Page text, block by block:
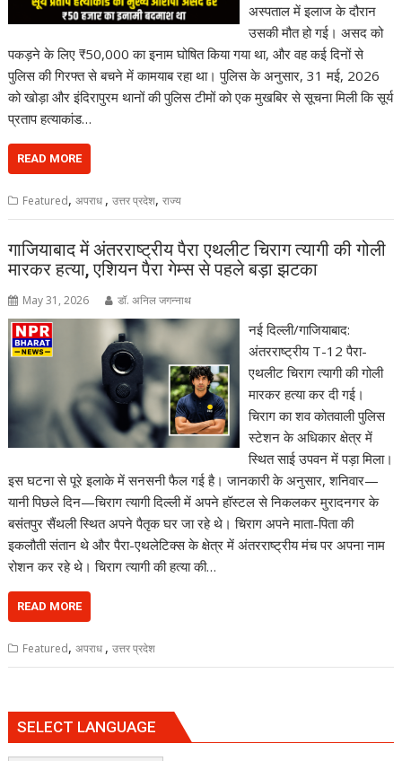
अस्पताल में इलाज के दौरान
उसकी मौत हो गई। असद को
पकड़ने के लिए ₹50,000 का इनाम घोषित किया गया था, और वह कई दिनों से
पुलिस की गिरफ्त से बचने में कामयाब रहा था। पुलिस के अनुसार, 31 मई, 2026
को खोड़ा और इंदिरापुरम थानों की पुलिस टीमों को एक मुखबिर से सूचना मिली कि सूर्य
प्रताप हत्याकांड…
READ MORE
Featured,अपराध ,उत्तर प्रदेश,राज्य
गाजियाबाद में अंतरराष्ट्रीय पैरा एथलीट चिराग त्यागी की गोली
मारकर हत्या, एशियन पैरा गेम्स से पहले बड़ा झटका
May 31, 2026 डॉ. अनिल जगन्नाथ
नई दिल्ली/गाजियाबाद:
अंतरराष्ट्रीय T-12 पैरा-
एथलीट चिराग त्यागी की गोली
मारकर हत्या कर दी गई।
चिराग का शव कोतवाली पुलिस
स्टेशन के अधिकार क्षेत्र में
स्थित साई उपवन में पड़ा मिला।
इस घटना से पूरे इलाके में सनसनी फैल गई है। जानकारी के अनुसार, शनिवार—
यानी पिछले दिन—चिराग त्यागी दिल्ली में अपने हॉस्टल से निकलकर मुरादनगर के
बसंतपुर सैंथली स्थित अपने पैतृक घर जा रहे थे। चिराग अपने माता-पिता की
इकलौती संतान थे और पैरा-एथलेटिक्स के क्षेत्र में अंतरराष्ट्रीय मंच पर अपना नाम
रोशन कर रहे थे। चिराग त्यागी की हत्या की…
READ MORE
Featured,अपराध ,उत्तर प्रदेश
SELECT LANGUAGE